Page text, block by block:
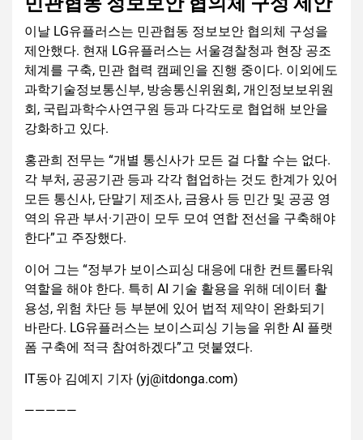
이날 LG유플러스는 민관협동 정보보안 협의체 구성을
제안했다. 현재 LG유플러스는 서울경찰청과 현장 공조
체계를 구축, 민관 협력 캠페인을 진행 중이다. 이외에도
과학기술정보통신부, 방송통신위원회, 개인정보보위원
회, 국립과학수사연구원 등과 다각도로 협업해 보안을
강화하고 있다.
홍관희 전무는 “개별 통신사가 모든 걸 다할 수는 없다.
각 부처, 공공기관 등과 각각 협업하는 것도 한계가 있어
모든 통신사, 단말기 제조사, 금융사 등 민간 및 공공 영
역의 유관 부서·기관이 모두 모여 연합 전선을 구축해야
한다”고 주장했다.
이어 그는 “정부가 보이스피싱 대응에 대한 컨트롤타워
역할을 해야 한다. 특히 AI 기술 활용을 위해 데이터 활
용성, 위험 차단 등 부분에 있어 법적 제약이 완화되기
바란다. LG유플러스는 보이스피싱 기능을 위한 AI 플랫
폼 구축에 적극 참여하겠다”고 덧붙였다.
IT동아 김예지 기자 (yj@itdonga.com)
—————